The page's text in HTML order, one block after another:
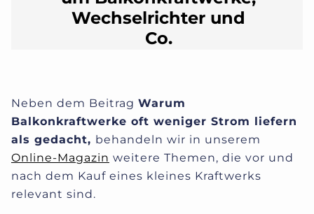
Wechselrichter und
Co.
Neben dem Beitrag Warum
Balkonkraftwerke oft weniger Strom liefern
als gedacht, behandeln wir in unserem
Online-Magazin weitere Themen, die vor und
nach dem Kauf eines kleines Kraftwerks
relevant sind.